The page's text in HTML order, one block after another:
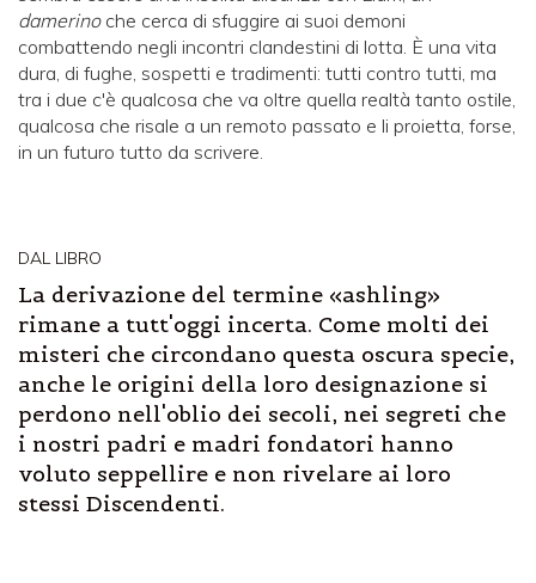
damerinoche cerca di sfuggire ai suoi demoni
combattendo negli incontri clandestini di lotta. È una vita
dura, di fughe, sospetti e tradimenti: tutti contro tutti, ma
tra i due c'è qualcosa che va oltre quella realtà tanto ostile,
qualcosa che risale a un remoto passato e li proietta, forse,
in un futuro tutto da scrivere.
DAL LIBRO
La derivazione del termine «ashling»
rimane a tutt'oggi incerta. Come molti dei
misteri che circondano questa oscura specie,
anche le origini della loro designazione si
perdono nell'oblio dei secoli, nei segreti che
i nostri padri e madri fondatori hanno
voluto seppellire e non rivelare ai loro
stessi Discendenti.